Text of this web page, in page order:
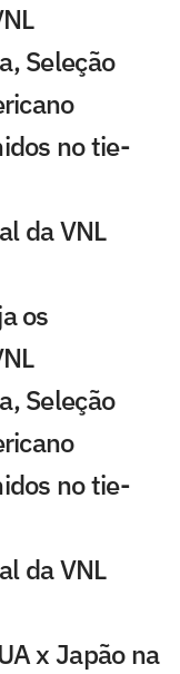
Seleção
no tie-
da VNL
os
Seleção
no tie-
da VNL
x Japão na